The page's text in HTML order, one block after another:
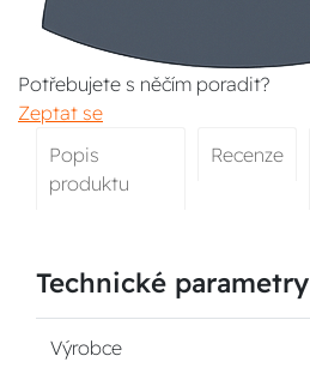
Potřebujete s něčím poradit?
Zeptat se
Popis
produktu
Recenze
Technické parametry
Výrobce